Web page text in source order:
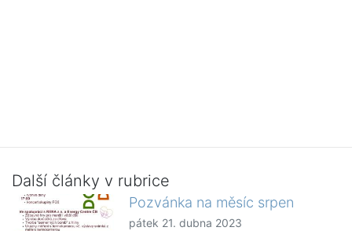
Další články v rubrice
Pozvánka na měsíc srpen
pátek 21. dubna 2023